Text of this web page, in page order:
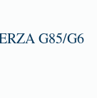
G85/G6